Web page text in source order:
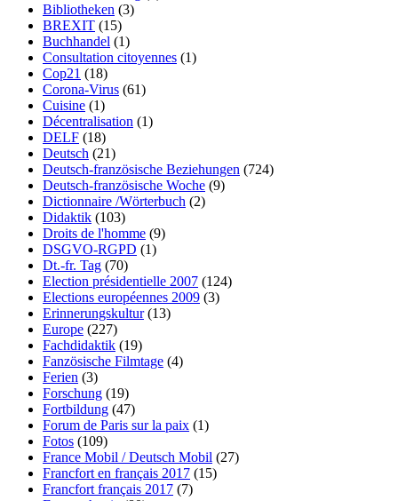
Bibliotheken (3)
BREXIT (15)
Buchhandel (1)
Consultation citoyennes (1)
Cop21 (18)
Corona-Virus (61)
Cuisine (1)
Décentralisation (1)
DELF (18)
Deutsch (21)
Deutsch-französische Beziehungen (724)
Deutsch-französische Woche (9)
Dictionnaire /Wörterbuch (2)
Didaktik (103)
Droits de l'homme (9)
DSGVO-RGPD (1)
Dt.-fr. Tag (70)
Election présidentielle 2007 (124)
Elections européennes 2009 (3)
Erinnerungskultur(13)
Europe (227)
Fachdidaktik (19)
Fanzösische Filmtage (4)
Ferien (3)
Forschung (19)
Fortbildung (47)
Forum de Paris sur la paix (1)
Fotos (109)
France Mobil / Deutsch Mobil (27)
Francfort en français 2017 (15)
Francfort français 2017 (7)